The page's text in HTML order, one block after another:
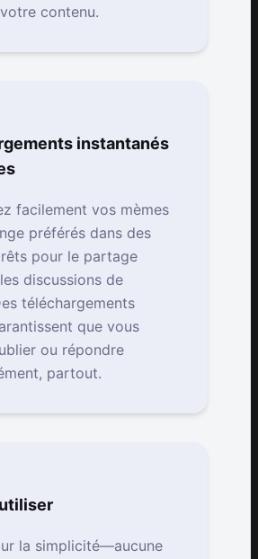
contenu.
instantanés
facilement vos mèmes
préférés dans des
pour le partage
discussions de
téléchargements
que vous
ou répondre
partout.
la simplicité—aucune